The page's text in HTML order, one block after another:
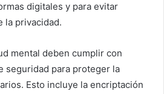
digitales y para evitar
la privacidad.
mental deben cumplir con
seguridad para proteger la
Esto incluye la encriptación